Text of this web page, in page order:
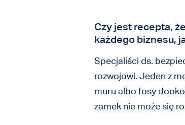
Czy jest recepta,
każdego biznesu,
Specjaliści ds.
rozwojowi. Jeden z
muru albo fosy
zamek nie może się